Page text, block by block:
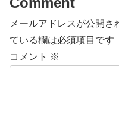
メールアドレスが公開さ
ている欄は必須項目です
コメント ※